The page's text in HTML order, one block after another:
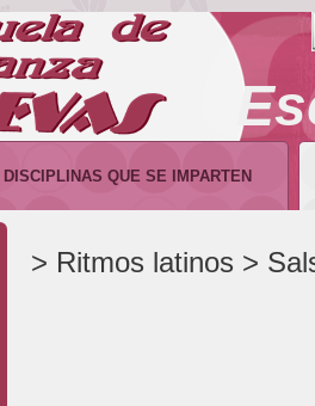
DISCIPLINAS QUE SE IMPARTEN
> Ritmos latinos >